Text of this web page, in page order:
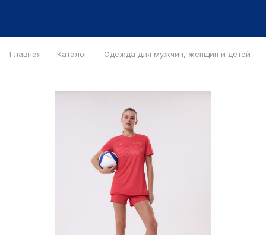
Главная Каталог Одежда для мужчин, женщин и детей